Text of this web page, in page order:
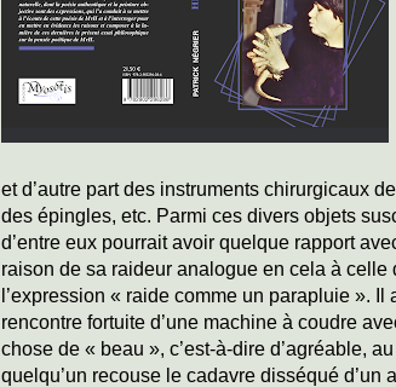
et d’autre part des instruments chirurgicaux
des épingles, etc. Parmi ces divers objets
d’entre eux pourrait avoir quelque rapport
raison de sa raideur analogue en cela à
l’expression « raide comme un parapluie ».
rencontre fortuite d’une machine à coudre
chose de « beau », c’est-à-dire d’agréable,
quelqu’un recouse le cadavre disséqué d’un